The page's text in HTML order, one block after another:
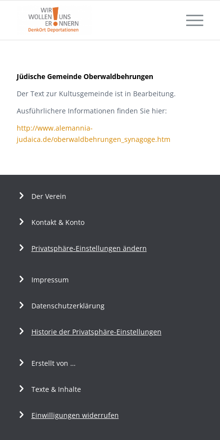
Jüdische Gemeinde Oberwaldbehrungen
Der Text zur Kultusgemeinde ist in Bearbeitung.
Ausführlichere Informationen finden Sie hier:
http://www.alemannia-
judaica.de/oberwaldbehrungen_synagoge.htm
Der Verein
Kontakt & Konto
Privatsphäre-Einstellungen ändern
Impressum
Datenschutzerklärung
Historie der Privatsphäre-Einstellungen
Erstellt von …
Texte & Inhalte
Einwilligungen widerrufen